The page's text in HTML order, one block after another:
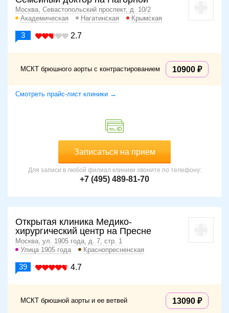
Москва, Севастопольский проспект, д. 10/2
Академическая
Нагатинская Крымская
3 2.7
МСКТ брюшного аорты с контрастированием 10900
Смотреть прайс-лист клиники →
Записаться на прием
Для записи в любой филиал клиники звоните по телефону:
+7 (495) 489-81-70
Открытая клиника Медико-
хирургический центр на Пресне
Москва, ул. 1905 года, д. 7, стр. 1
Улица 1905 года
Краснопресненская
39 4.7
МСКТ брюшной аорты и ее ветвей 13090